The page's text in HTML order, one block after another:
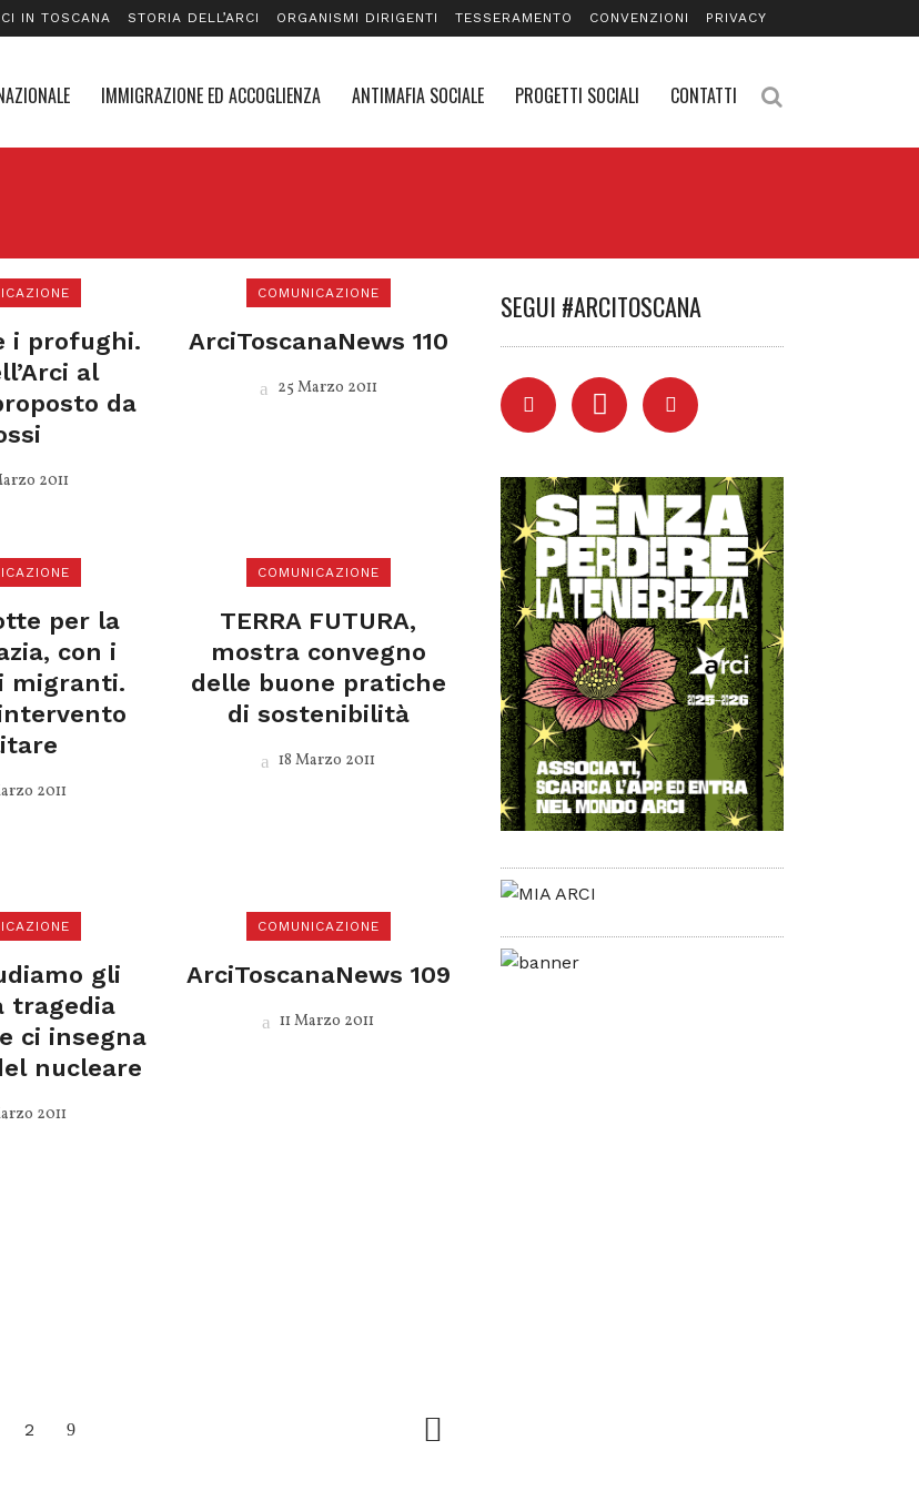
IN TOSCANA STORIA DELL’ARCI ORGANISMI DIRIGENTI TESSERAMENTO CONVENZIONI PRIVACY
IMMIGRAZIONE ED ACCOGLIENZA ANTIMAFIA SOCIALE PROGETTI SOCIALI CONTATTI
i profughi.
al
da
2011
COMUNICAZIONE
ArciToscanaNews 110
25 Marzo 2011
per la
con i
migranti.
2011
COMUNICAZIONE
TERRA FUTURA,
mostra convegno
delle buone pratiche
di sostenibilità
18 Marzo 2011
gli
tragedia
ci insegna
nucleare
2011
COMUNICAZIONE
ArciToscanaNews 109
11 Marzo 2011
2
SEGUI #ARCITOSCANA